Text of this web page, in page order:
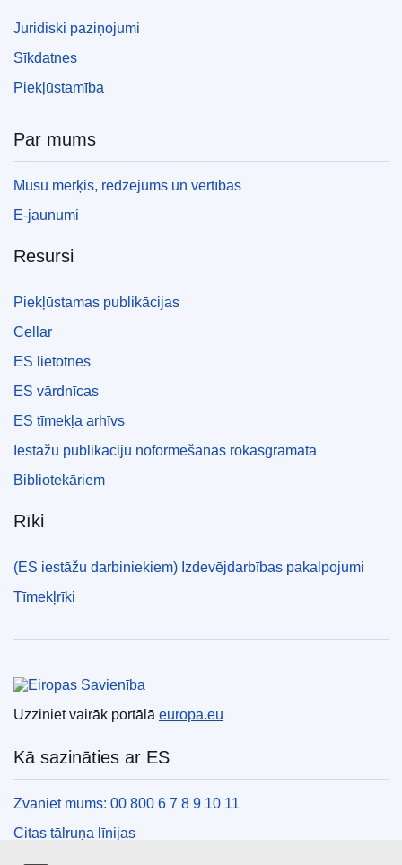
Juridiski paziņojumi
Sīkdatnes
Piekļūstamība
Par mums
Mūsu mērķis, redzējums un vērtības
E-jaunumi
Resursi
Piekļūstamas publikācijas
Cellar
ES lietotnes
ES vārdnīcas
ES tīmekļa arhīvs
Iestāžu publikāciju noformēšanas rokasgrāmata
Bibliotekāriem
Rīki
(ES iestāžu darbiniekiem) Izdevējdarbības pakalpojumi
Tīmekļrīki
Uzziniet vairāk portālā europa.eu
Kā sazināties ar ES
Zvaniet mums: 00 800 6 7 8 9 10 11
Citas tālruņa līnijas